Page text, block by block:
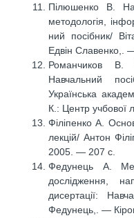
Пілюшенко В.
методологія,
ний посібник/
Едвін Славенко,.
Романчиков В.
Навчальний
Українська
К.: Центр учбової
Філіпенко А.
лекцій/ Антон
2005. — 207 с.
Федунець А.
дослідження,
дисертації:
Федунець,. —